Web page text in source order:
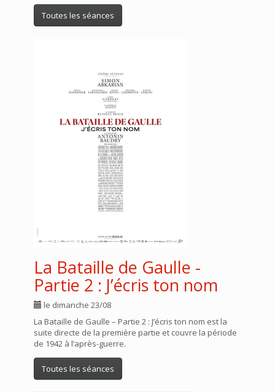
Toutes les séances
La Bataille de Gaulle -
Partie 2 : J’écris ton nom
le dimanche 23/08
La Bataille de Gaulle – Partie 2 : J’écris ton nom est la
suite directe de la première partie et couvre la période
de 1942 à l’après-guerre.
Toutes les séances